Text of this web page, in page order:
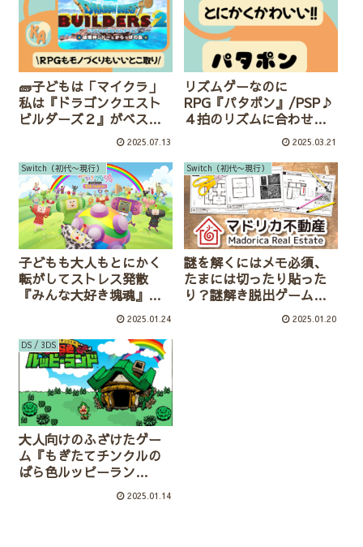
🧱子どもは「マイクラ」
私は『ドラゴンクエスト
ビルダーズ２』がベスト
だった５つのポイン2025.07.13
リズムゲーなのに
RPG『パタポン』/PSP♪
４拍のリズムに合わせて
攻撃したり守ったり⚔🎵
ポンポンパタポン🎵
2025.03.21
Switch（初代〜現行）
子どもも大人もとにかく
転がしてストレス発散
『みんな大好き塊魂』ア
2025.01.24
Switch（初代〜現行）
謎を解くにはメモ必須、
たまには切ったり貼った
り？謎解き脱出ゲーム
『マドリカ不動産』１と
2025.01.20
DS / 3DS
大人向けのふざけたゲー
ム『もぎたてチンクルの
ばら色ルッピーラン
2025.01.14